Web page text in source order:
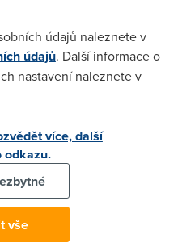
?
Ano investor je
Musíte mít připojení
spíš na linkách
nabídka komplexních služeb
(ADSL, TV, Hlas, atd)
údajů naleznete v
údajů. Další informace o
nastavení naleznete v
více, další
odkazu.
vše